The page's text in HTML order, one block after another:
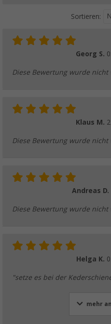
27, 99€
220 -235
Berger
Berger
Sortieren:
Georg S.
Diese Bewertung wurde
Klaus M.
Diese Bewertung wurde
Andreas D.
Diese Bewertung wurde
Helga K.
"setze es bei der
mehr